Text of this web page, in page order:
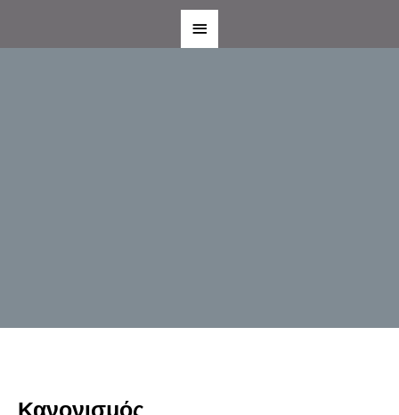
Κανονισμός